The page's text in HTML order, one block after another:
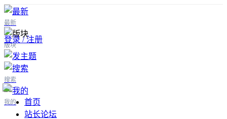
最新
版块
搜索
我的
登录 / 注册
首页
站长论坛